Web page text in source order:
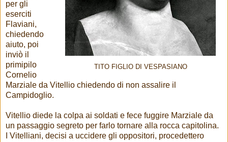
TITO FIGLIO DI VESPASIANO
per gli
eserciti
Flaviani,
chiedendo
aiuto, poi
inviò il
primipilo
Cornelio
Marziale da Vitellio chiedendo di non assalire il
Campidoglio.
Vitellio diede la colpa ai soldati e fece fuggire Marziale da
un passaggio segreto per farlo tornare alla rocca capitolina.
I Vitelliani, decisi a uccidere gli oppositori, procedettero